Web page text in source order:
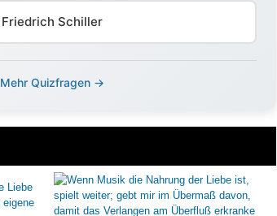
Friedrich Schiller
Mehr Quizfragen →